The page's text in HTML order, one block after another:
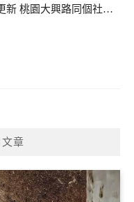
新 桃園大興路同個社…
章